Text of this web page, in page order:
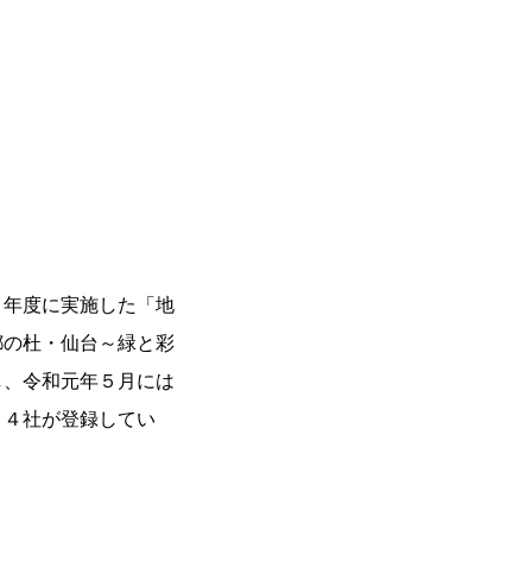
度に実施した「地
杜・仙台～緑と彩
令和元年５月には
社が登録してい